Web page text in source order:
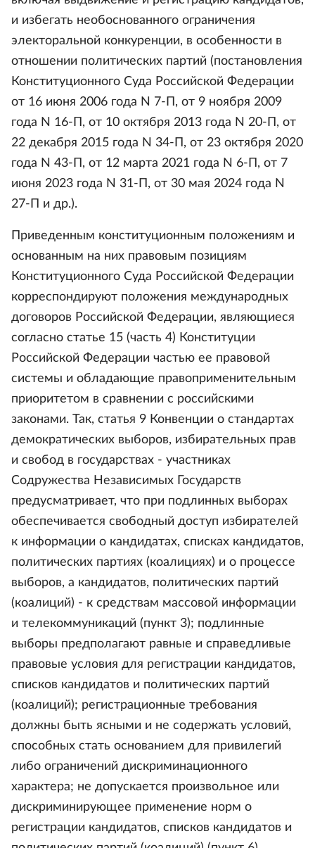
и избегать необоснованного ограничения
электоральной конкуренции, в особенности в
отношении политических партий (постановления
Конституционного Суда Российской Федерации
от 16 июня 2006 года N 7-П, от 9 ноября 2009
года N 16-П, от 10 октября 2013 года N 20-П, от
22 декабря 2015 года N 34-П, от 23 октября 2020
года N 43-П, от 12 марта 2021 года N 6-П, от 7
июня 2023 года N 31-П, от 30 мая 2024 года N
27-П и др.).
Приведенным конституционным положениям и
основанным на них правовым позициям
Конституционного Суда Российской Федерации
корреспондируют положения международных
договоров Российской Федерации, являющиеся
согласно статье 15 (часть 4) Конституции
Российской Федерации частью ее правовой
системы и обладающие правоприменительным
приоритетом в сравнении с российскими
законами. Так, статья 9 Конвенции о стандартах
демократических выборов, избирательных прав
и свобод в государствах - участниках
Содружества Независимых Государств
предусматривает, что при подлинных выборах
обеспечивается свободный доступ избирателей
к информации о кандидатах, списках кандидатов,
политических партиях (коалициях) и о процессе
выборов, а кандидатов, политических партий
(коалиций) - к средствам массовой информации
и телекоммуникаций (пункт 3); подлинные
выборы предполагают равные и справедливые
правовые условия для регистрации кандидатов,
списков кандидатов и политических партий
(коалиций); регистрационные требования
должны быть ясными и не содержать условий,
способных стать основанием для привилегий
либо ограничений дискриминационного
характера; не допускается произвольное или
дискриминирующее применение норм о
регистрации кандидатов, списков кандидатов и